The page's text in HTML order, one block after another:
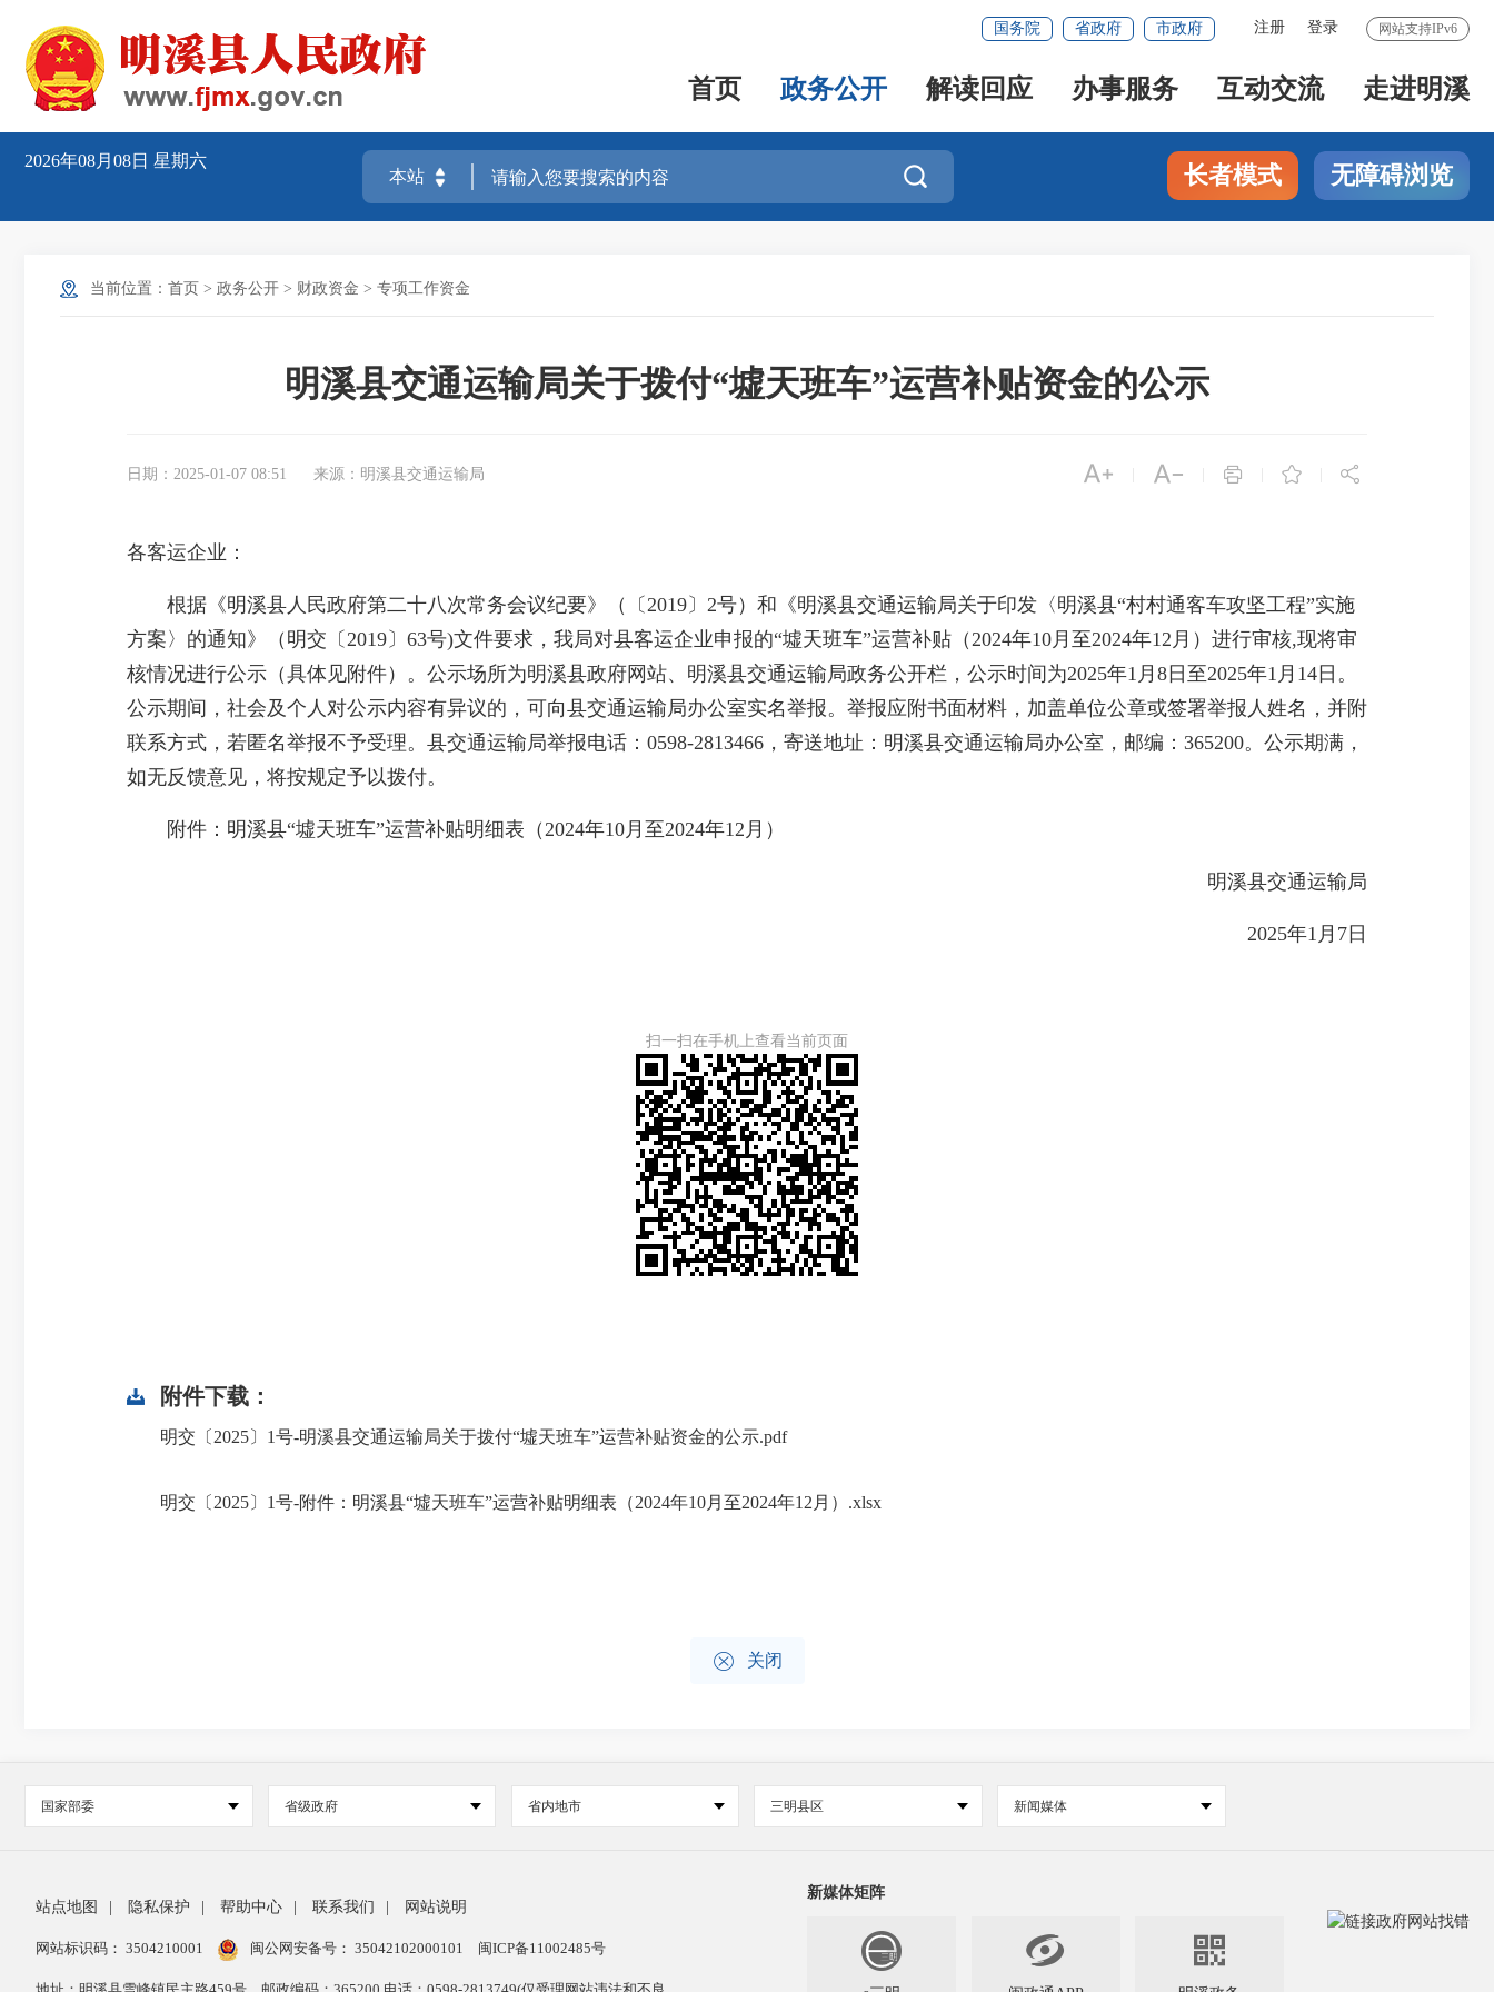
网站支持IPv6
注册 登录
国务院 省政府 市政府
首页 政务公开 解读回应 办事服务 互动交流 走进明溪
2026年08月08日 星期六
 长者模式 无障碍浏览
当前位置： 首页 > 政务公开 > 财政资金 > 专项工作资金
明溪县交通运输局关于拨付“墟天班车”运营补贴资金的公示
日期：2025-01-07 08:51 来源：明溪县交通运输局     
各客运企业：
根据《明溪县人民政府第二十八次常务会议纪要》（〔2019〕2号）和《明溪县交通运输局关于印发〈明溪县“村村通客车攻坚工程”实施
方案〉的通知》（明交〔2019〕63号)文件要求，我局对县客运企业申报的“墟天班车”运营补贴（2024年10月至2024年12月）进行审核,现将审
核情况进行公示（具体见附件）。公示场所为明溪县政府网站、明溪县交通运输局政务公开栏，公示时间为2025年1月8日至2025年1月14日。
公示期间，社会及个人对公示内容有异议的，可向县交通运输局办公室实名举报。举报应附书面材料，加盖单位公章或签署举报人姓名，并附
联系方式，若匿名举报不予受理。县交通运输局举报电话：0598-2813466，寄送地址：明溪县交通运输局办公室，邮编：365200。公示期满，
如无反馈意见，将按规定予以拨付。
附件：明溪县“墟天班车”运营补贴明细表（2024年10月至2024年12月）
明溪县交通运输局
2025年1月7日
扫一扫在手机上查看当前页面
附件下载：
明交〔2025〕1号-明溪县交通运输局关于拨付“墟天班车”运营补贴资金的公示.pdf
明交〔2025〕1号-附件：明溪县“墟天班车”运营补贴明细表（2024年10月至2024年12月）.xlsx
 关闭
国家部委 省级政府 省内地市 三明县区 新闻媒体
站点地图 隐私保护 帮助中心 联系我们 网站说明
网站标识码： 3504210001 闽公网安备号： 35042102000101 闽ICP备11002485号
新媒体矩阵
 